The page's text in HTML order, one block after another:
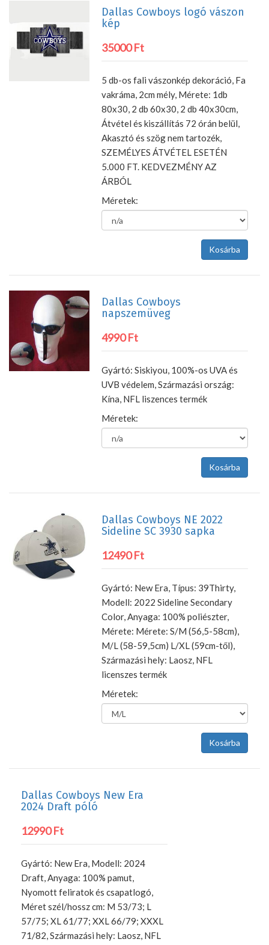
Dallas Cowboys logó vászon
kép
35000 Ft
5 db-os fali vászonkép dekoráció, Fa
vakráma, 2cm mély, Mérete: 1db
80x30, 2 db 60x30, 2 db 40x30cm,
Átvétel és kiszállítás 72 órán belül,
Akasztó és szög nem tartozék,
SZEMÉLYES ÁTVÉTEL ESETÉN
5.000 FT. KEDVEZMÉNY AZ
ÁRBÓL
Méretek:
Dallas Cowboys
napszemüveg
4990 Ft
Gyártó: Siskiyou, 100%-os UVA és
UVB védelem, Származási ország:
Kína, NFL liszences termék
Méretek:
Dallas Cowboys NE 2022
Sideline SC 3930 sapka
12490 Ft
Gyártó: New Era, Típus: 39Thirty,
Modell: 2022 Sideline Secondary
Color, Anyaga: 100% poliészter,
Mérete: Mérete: S/M (56,5-58cm),
M/L (58-59,5cm) L/XL (59cm-től),
Származási hely: Laosz, NFL
licenszes termék
Méretek:
Dallas Cowboys New Era
2024 Draft póló
12990 Ft
Gyártó: New Era, Modell: 2024
Draft, Anyaga: 100% pamut,
Nyomott feliratok és csapatlogó,
Méret szél/hossz cm: M 53/73; L
57/75; XL 61/77; XXL 66/79; XXXL
71/82, Származási hely: Laosz, NFL